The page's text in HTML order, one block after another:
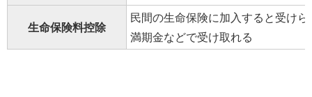
生命保険料控除
民間の生命保険に加入すると受けら
満期金などで受け取れる